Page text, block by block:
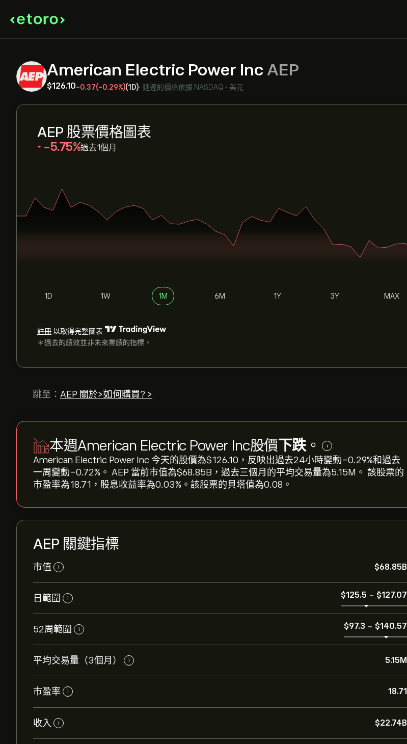
American Electric Power Inc AEP
‎$‎126.10-0.37(-0.29%)(1D)• 延遲的價格依據 NASDAQ • 美元
AEP 股票價格圖表
‎-5.75‎ 過去1個月
1D 1W 1M 6M 1Y 3Y MAX
註冊以取得完整圖表
＊過去的績效並非未來業績的指標。
跳至： AEP 關於>如何購買? >
本週American Electric Power Inc股價下跌。 i
American Electric Power Inc 今天的股價為‎$‎126.10，反映出過去24小時變動‎-0.29‎%和過去
一周變動‎-0.72‎%。 AEP 當前市值為‎$‎68.85B，過去三個月的平均交易量為5.15M。 該股票的
市盈率為18.71，股息收益率為0.03%。該股票的貝塔值為0.08。
AEP 關鍵指標
市值 i ‎$‎68.85B
日範圍 i ‎$‎125.5 - ‎$‎127.07
52周範圍 i ‎$‎97.3 - ‎$‎140.57
平均交易量（3個月） i 5.15M
市盈率 i 18.71
收入 i ‎$‎22.74B